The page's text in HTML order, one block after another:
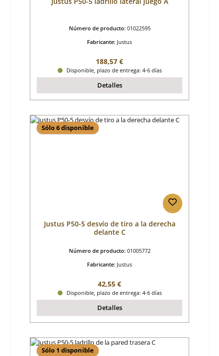
Número de producto: 01022595
Fabricante: Justus
Precio normal:
188,57 €
Disponible, plazo de entrega: 4-6 días
Detalles
Sólo 6 disponible
Justus P50-5 desvío de tiro a la derecha
delante C
Número de producto: 01005772
Fabricante: Justus
Precio normal:
42,55 €
Disponible, plazo de entrega: 4-6 días
Detalles
Sólo 1 disponible